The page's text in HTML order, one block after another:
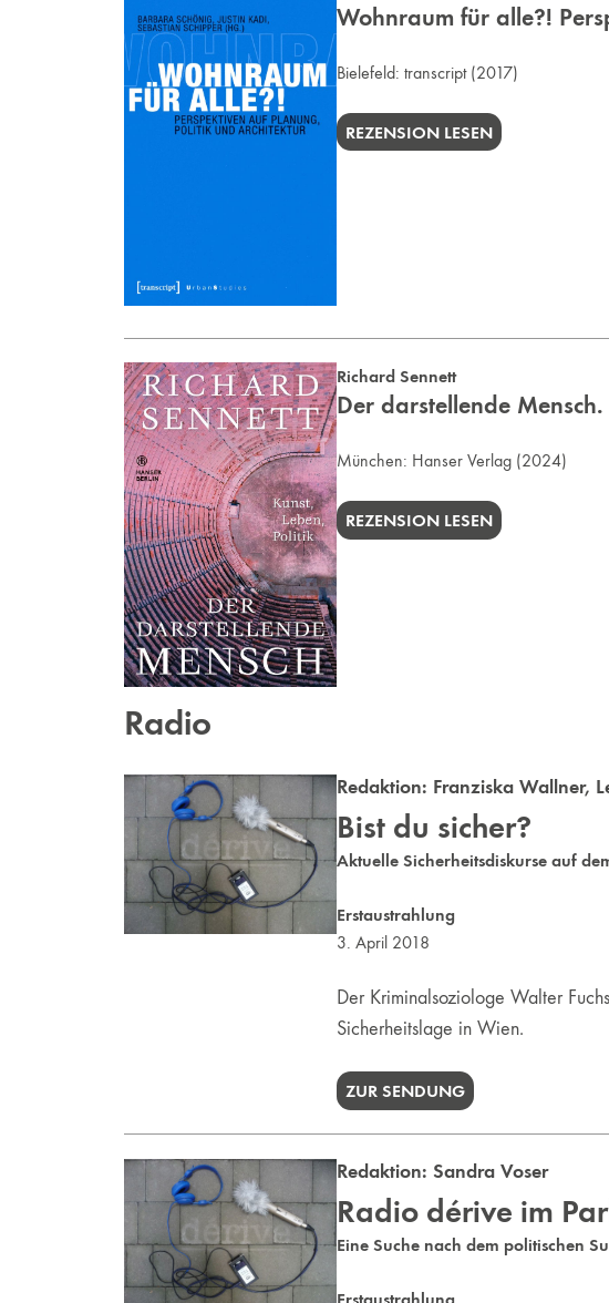
Wohnraum für alle?!
Bielefeld: transcript(2017)
REZENSION LESEN
Richard Sennett
Der darstellende
München: Hanser Verlag (2024)
REZENSION LESEN
Radio
Redaktion: Franziska Wallner,
Bist du sicher?
Aktuelle Sicherheitsdiskurse auf
Erstaustrahlung
3. April 2018
Der Kriminalsoziologe Walter
Sicherheitslage in Wien.
ZUR SENDUNG
Redaktion: Sandra Voser
Radio dérive im
Eine Suche nach dem politischen
Erstaustrahlung